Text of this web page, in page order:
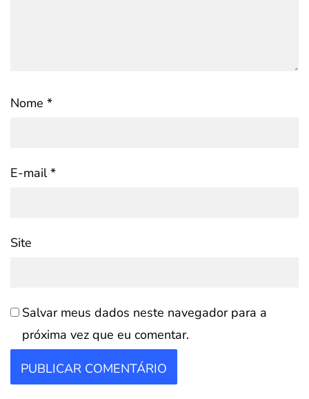
Nome *
E-mail*
Site
Salvar meus dados neste navegador para a
próxima vez que eu comentar.